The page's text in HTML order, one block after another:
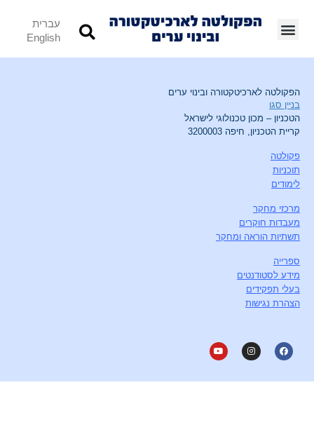
עברית
English
הפקולטה לארכיטקטורה ובינוי ערים
בניין סגו
הטכניון – מכון טכנולוגי לישראל
קריית הטכניון, חיפה 3200003
פקולטה
תוכניות
לימודים
מרכזי מחקר
מעבדות חוקרים
תשתיות הוראה ומחקר
ספרייה
מידע לסטודנטים
בעלי תפקידים
הצהרת נגישות